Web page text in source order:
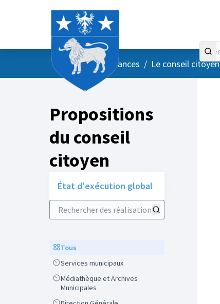
AccueilMenu principal
/ Vos instances / Le conseil citoyen
Propositions
du conseil
citoyen
État d'exécution global
Rechercher des réalisations
ScopeTous
ScopeServices municipaux
Scope
Médiathèque et Archives
Municipales